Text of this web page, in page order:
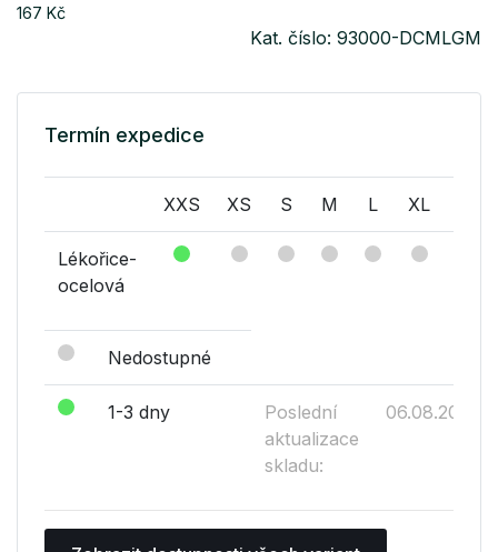
167 Kč
Kat. číslo: 93000-DCMLGM
Termín expedice
XXS XS S M L XL
Lékořice-
ocelová
Nedostupné
1-3 dny
Poslední
aktualizace
skladu:
06.08.2026